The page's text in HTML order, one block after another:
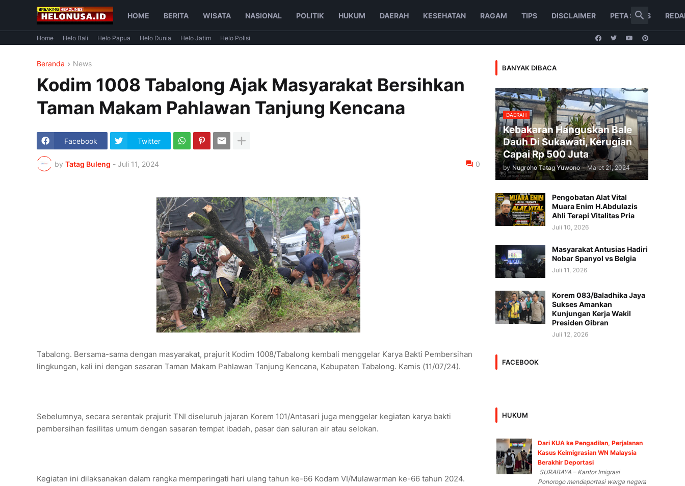
HOME BERITA WISATA NASIONAL POLITIK HUKUM DAERAH KESEHATAN RAGAM TIPS DISCLAIMER PETA SITUS
Home Helo Bali Helo Papua Helo Dunia Helo Jatim Helo Polisi
Beranda News
Kodim 1008 Tabalong Ajak Masyarakat Bersihkan
Taman Makam Pahlawan Tanjung Kencana
Facebook Twitter
by Tatag Buleng - Juli 11, 2024 0
Tabalong. Bersama-sama dengan masyarakat, prajurit Kodim 1008/Tabalong kembali menggelar Karya Bakti Pembersihan
lingkungan, kali ini dengan sasaran Taman Makam Pahlawan Tanjung Kencana, Kabupaten Tabalong. Kamis (11/07/24).
Sebelumnya, secara serentak prajurit TNI diseluruh jajaran Korem 101/Antasari juga menggelar kegiatan karya bakti
pembersihan fasilitas umum dengan sasaran tempat ibadah, pasar dan saluran air atau selokan.
Kegiatan ini dilaksanakan dalam rangka memperingati hari ulang tahun ke-66 Kodam VI/Mulawarman ke-66 tahun 2024.
BANYAK DIBACA
DAERAH
Kebakaran Hanguskan Bale
Dauh Di Sukawati, Kerugian
Capai Rp 500 Juta
by Nugroho Tatag Yuwono - Maret 21, 2024
Pengobatan Alat Vital
Muara Enim H.Abdulazis
Ahli Terapi Vitalitas Pria
Juli 10, 2026
Masyarakat Antusias Hadiri
Nobar Spanyol vs Belgia
Juli 11, 2026
Korem 083/Baladhika Jaya
Sukses Amankan
Kunjungan Kerja Wakil
Presiden Gibran
Juli 12, 2026
FACEBOOK
HUKUM
Dari KUA ke Pengadilan, Perjalanan
Kasus Keimigrasian WN Malaysia
Berakhir Deportasi
SURABAYA – Kantor Imigrasi
Ponorogo mendeportasi warga negara